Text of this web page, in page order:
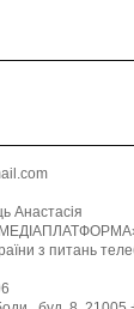
Анастасія
з питань